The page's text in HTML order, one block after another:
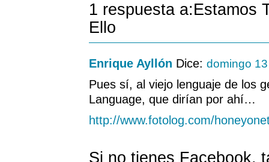
1 respuesta a:Estamos
Ello
Enrique Ayllón Dice: domingo
Pues sí, al viejo lenguaje de los
Language, que dirían por ahí…
http://www.fotolog.com/
Si no tienes Facebook,